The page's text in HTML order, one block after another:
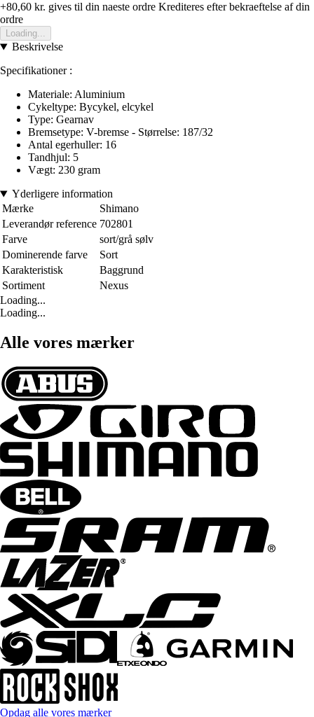
+80,60 kr. gives til din naeste ordre Krediteres efter bekraeftelse af din
ordre
Loading...
Beskrivelse
Specifikationer :
Materiale: Aluminium
Cykeltype: Bycykel, elcykel
Type: Gearnav
Bremsetype: V-bremse - Størrelse: 187/32
Antal egerhuller: 16
Tandhjul: 5
Vægt: 230 gram
Yderligere information
Mærke
Shimano
Leverandør reference 702801
Farve
sort/grå sølv
Dominerende farve
Sort
Karakteristisk
Baggrund
Sortiment
Nexus
Loading...
Loading...
Alle vores mærker
Opdag alle vores mærker